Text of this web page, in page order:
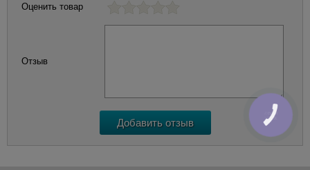
Оценить товар
Отзыв
КНОПКА
ЗВ'ЯЗКУ